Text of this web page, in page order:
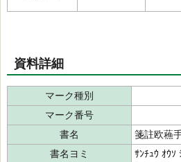
資料詳細
マーク種別
マーク番号
書名
箋註欧蘓
書名ヨミ
ｻﾝﾁｭｳ ｵｳｿ